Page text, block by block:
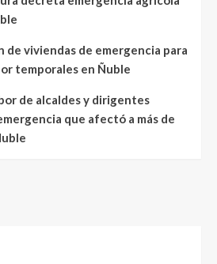
de viviendas de emergencia para
temporales en Ñuble
de alcaldes y dirigentes
que afectó a más de